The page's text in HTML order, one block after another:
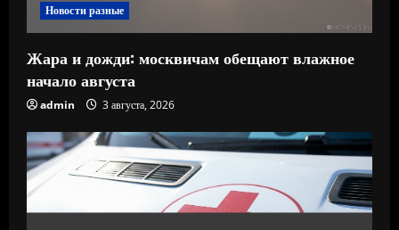
Новости разные
Жара и дожди: москвичам обещают влажное
начало августа
admin 3 августа, 2026